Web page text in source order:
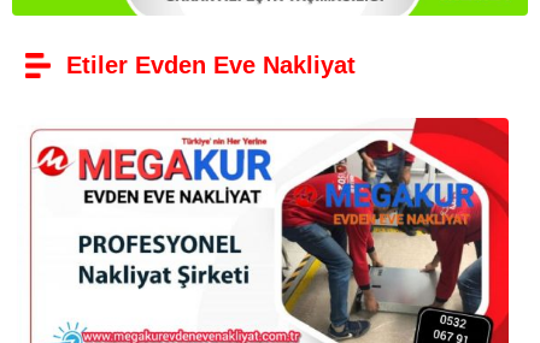
Etiler Evden Eve Nakliyat